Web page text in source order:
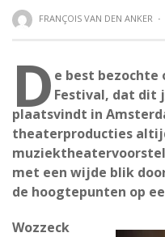
FRANÇOIS VAN DEN ANKER ·
D e best bezochte
Festival, dat dit
plaatsvindt in
theaterproducties
met een wijde blik
de hoogtepunten op
Wozzeck